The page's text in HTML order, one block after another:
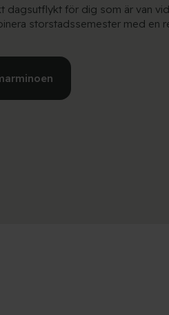
dagsutflykt för dig som är van
storstadssemester med en